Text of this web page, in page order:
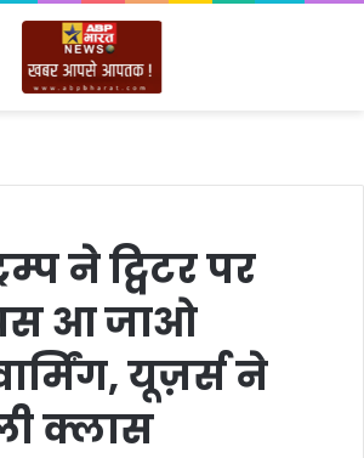
ने ट्विटर पर
आ जाओ
यूज़र्स ने
क्लास